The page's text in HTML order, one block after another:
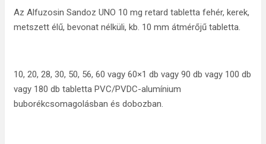
Az Alfuzosin Sandoz UNO 10 mg retard tabletta fehér, kerek,
metszett élű, bevonat nélküli, kb. 10 mm átmérőjű tabletta.
10, 20, 28, 30, 50, 56, 60 vagy 60×1 db vagy 90 db vagy 100 db
vagy 180 db tabletta PVC/PVDC-alumínium
buborékcsomagolásban és dobozban.